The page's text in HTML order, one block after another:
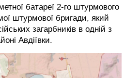
батареї 2-го штурмового
штурмової бригади, який
загарбників в одній з
Авдіївки.